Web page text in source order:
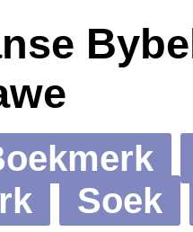
Soek